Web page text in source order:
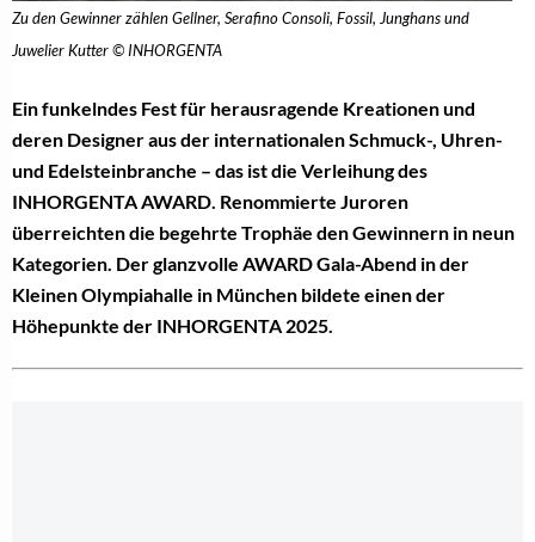
Zu den Gewinner zählen Gellner, Serafino Consoli, Fossil, Junghans und
Juwelier Kutter © INHORGENTA
Ein funkelndes Fest für herausragende Kreationen und
deren Designer aus der internationalen Schmuck-, Uhren-
und Edelsteinbranche – das ist die Verleihung des
INHORGENTA AWARD. Renommierte Juroren
überreichten die begehrte Trophäe den Gewinnern in neun
Kategorien. Der glanzvolle AWARD Gala-Abend in der
Kleinen Olympiahalle in München bildete einen der
Höhepunkte der INHORGENTA 2025.